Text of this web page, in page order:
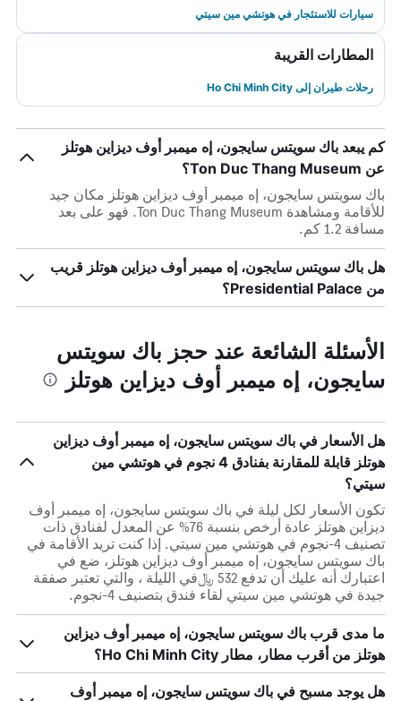
سيارات للاستئجار في هوتشي مين سيتي
المطارات القريبة
رحلات طيران إلى Ho Chi Minh City
كم يبعد باك سويتس سايجون، إه ميمبر أوف ديزاين هوتلز
عن Ton Duc Thang Museum؟
باك سويتس سايجون، إه ميمبر أوف ديزاين هوتلز مكان جيد
للأقامة ومشاهدة Ton Duc Thang Museum. فهو على بعد
مسافة 1.2 كم.
هل باك سويتس سايجون، إه ميمبر أوف ديزاين هوتلز قريب
من Presidential Palace؟
الأسئلة الشائعة عند حجز باك سويتس
سايجون، إه ميمبر أوف ديزاين هوتلز
هل الأسعار في باك سويتس سايجون، إه ميمبر أوف ديزاين
هوتلز قابلة للمقارنة بفنادق 4 نجوم في هوتشي مين
سيتي؟
تكون الأسعار لكل ليلة في باك سويتس سايجون، إه ميمبر أوف
ديزاين هوتلز عادة أرخص بنسبة 76% عن المعدل لفنادق ذات
تصنيف 4-نجوم في هوتشي مين سيتي. إذا كنت تريد الأقامة في
باك سويتس سايجون، إه ميمبر أوف ديزاين هوتلز، ضع في
اعتبارك أنه عليك أن تدفع 532 ﷼في الليلة ، والتي تعتبر صفقة
جيدة في هوتشي مين سيتي لقاء فندق بتصنيف 4-نجوم.
ما مدى قرب باك سويتس سايجون، إه ميمبر أوف ديزاين
هوتلز من أقرب مطار، مطار Ho Chi Minh City؟
هل يوجد مسبح في باك سويتس سايجون، إه ميمبر أوف